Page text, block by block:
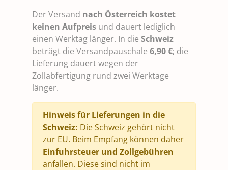
Der Versand nach Österreich kostet
keinen Aufpreis und dauert lediglich
einen Werktag länger. In die Schweiz
beträgt die Versandpauschale 6,90 €; die
Lieferung dauert wegen der
Zollabfertigung rund zwei Werktage
länger.
Hinweis für Lieferungen in die
Schweiz: Die Schweiz gehört nicht
zur EU. Beim Empfang können daher
Einfuhrsteuer und Zollgebühren
anfallen. Diese sind nicht im